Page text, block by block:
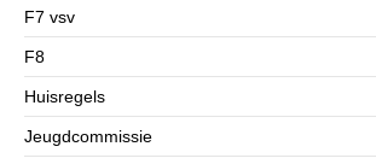
F7 vsv
F8
Huisregels
Jeugdcommissie